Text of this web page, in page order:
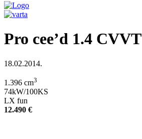
Pro cee’d 1.4 CVVT
18.02.2014.
1.396 cm3
74kW/100KS
LX fun
12.490 €